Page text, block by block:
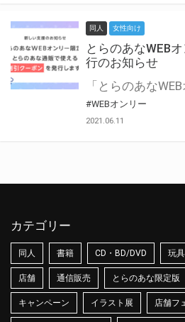
同人 女性向け
とらのあなWEB
行のお知らせ
#WEBオンリー
2021.06.11
カテゴリー
同人 書籍 CD・BD/DVD 玩具
店舗 通信販売 とらのあな限定版
キャンペーン イラスト展 店舗フ